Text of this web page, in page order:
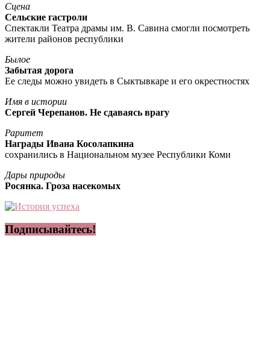
Сцена
Сельские гастроли
Спектакли Театра драмы им. В. Савина смогли посмотреть
жители районов республики
Былое
Забытая дорога
Ее следы можно увидеть в Сыктывкаре и его окрестностях
Имя в истории
Сергей Черепанов. Не сдаваясь врагу
Раритет
Награды Ивана Косолапкина
сохранились в Национальном музее Республики Коми
Дары природы
Росянка. Гроза насекомых
Подписывайтесь!